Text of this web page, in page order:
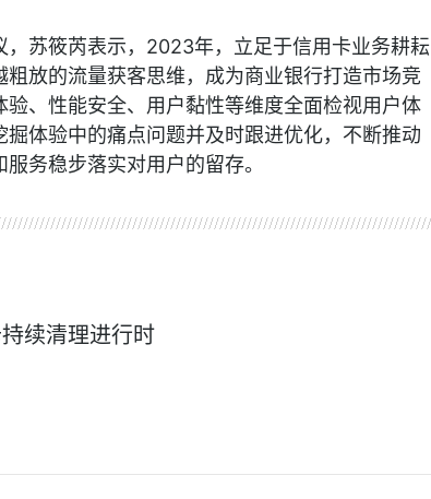
苏筱芮表示，2023年，立足于信用卡业务耕耘
放的流量获客思维，成为商业银行打造市场竞
、性能安全、用户黏性等维度全面检视用户体
体验中的痛点问题并及时跟进优化，不断推动
务稳步落实对用户的留存。
续清理进行时